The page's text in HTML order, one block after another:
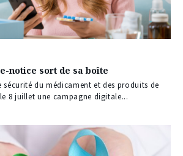
notice sort de sa boîte
sécurité du médicament et des produits de
8 juillet une campagne digitale...